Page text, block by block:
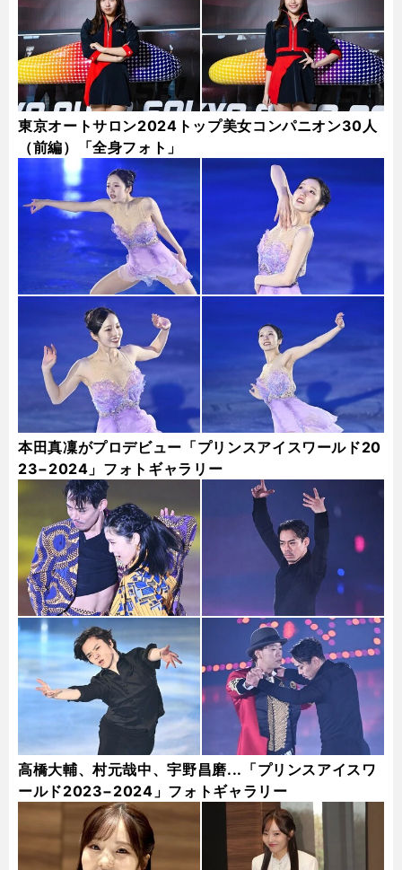
東京オートサロン2024トップ美女コンパニオン30人
（前編）「全身フォト」
本田真凜がプロデビュー「プリンスアイスワールド20
23−2024」フォトギャラリー
高橋大輔、村元哉中、宇野昌磨...「プリンスアイスワ
ールド2023−2024」フォトギャラリー